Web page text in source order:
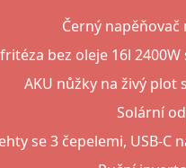
Černý
bez oleje 16l
AKU nůžky na živý plot
Solární
se 3 čepelemi, USB-